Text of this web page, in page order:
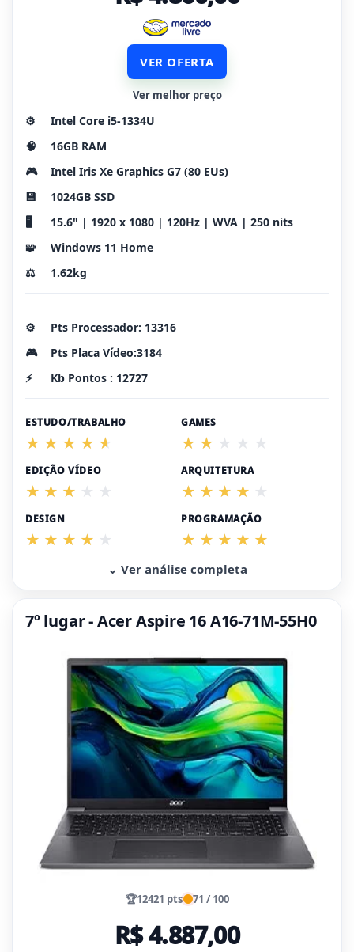
VER OFERTA
Ver melhor preço
⚙️
Intel Core i5-1334U
🧠
16GB RAM
🎮
Intel Iris Xe Graphics G7 (80 EUs)
💾
1024GB SSD
🖥️
15.6" | 1920 x 1080 | 120Hz | WVA | 250 nits
🧩
Windows 11 Home
⚖️
1.62kg
⚙️
Pts Processador: 13316
🎮
Pts Placa Vídeo:3184
⚡
Kb Pontos : 12727
ESTUDO/TRABALHO GAMES
EDIÇÃO VÍDEO ARQUITETURA
DESIGN PROGRAMAÇÃO
⌄ Ver análise completa
7º lugar - Acer Aspire 16 A16-71M-55H0
🏆12421 pts 71 / 100
R$ 4.887,00